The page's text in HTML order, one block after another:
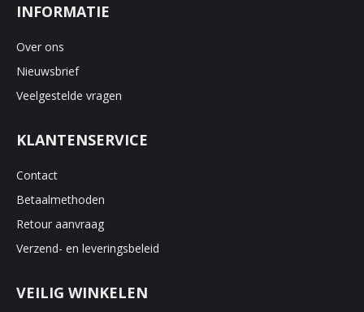
INFORMATIE
Over ons
Nieuwsbrief
Veelgestelde vragen
KLANTENSERVICE
Contact
Betaalmethoden
Retour aanvraag
Verzend- en leveringsbeleid
VEILIG WINKELEN